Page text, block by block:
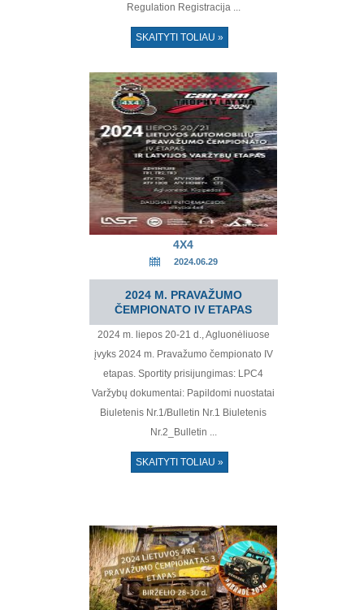
Regulation Registracija ...
SKAITYTI TOLIAU »
4X4
2024.06.29
2024 M. PRAVAŽUMO
ČEMPIONATO IV ETAPAS
2024 m. liepos 20-21 d., Agluonėliuose
įvyks 2024 m. Pravažumo čempionato IV
etapas. Sportity prisijungimas: LPC4
Varžybų dokumentai: Papildomi nuostatai
Biuletenis Nr.1/Bulletin Nr.1 Biuletenis
Nr.2_Bulletin ...
SKAITYTI TOLIAU »